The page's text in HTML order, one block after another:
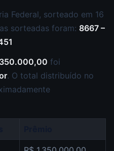
Federal, sorteado em 16
sorteadas foram: 8667 –
foi
. O total distribuído no